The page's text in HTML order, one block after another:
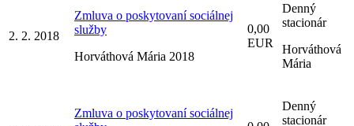
2. 2. 2018
Zmluva o poskytovaní sociálnej
služby
Horváthová Mária 2018
0,00
EUR
Denný
stacionár
Horváthová
Mária
Zmluva o poskytovaní sociálnej
Denný
stacionár